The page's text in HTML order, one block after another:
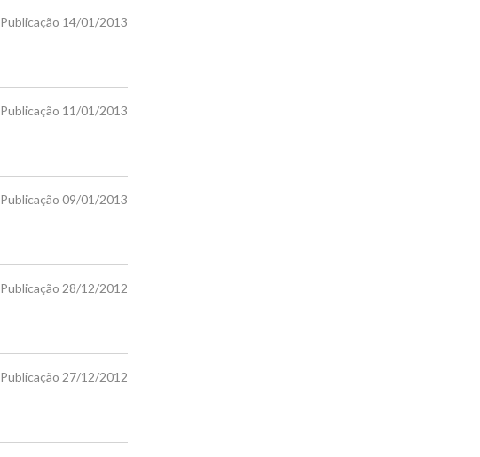
Publicação 14/01/2013
Publicação 11/01/2013
Publicação 09/01/2013
Publicação 28/12/2012
Publicação 27/12/2012